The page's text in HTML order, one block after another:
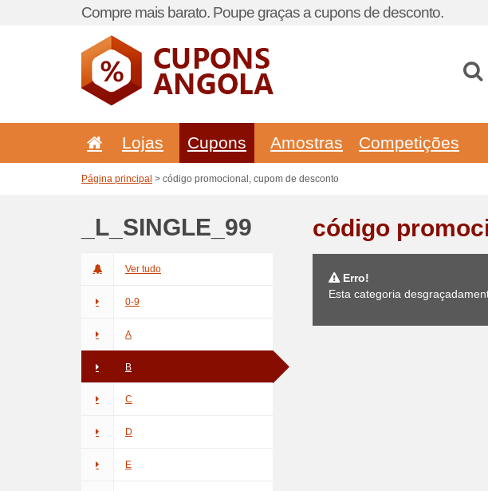
Compre mais barato. Poupe graças a cupons de desconto.
Lojas Cupons Amostras Competições
Página principal > código promocional, cupom de desconto
_L_SINGLE_99
Ver tudo
0-9
A
B
C
D
E
código
Erro!
Esta categoria